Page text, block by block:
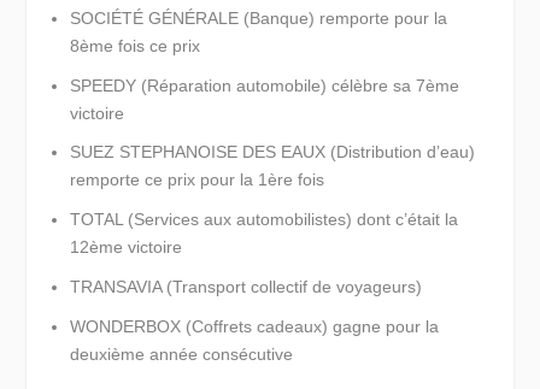
SOCIÉTÉ GÉNÉRALE (Banque) remporte pour la
8ème fois ce prix
SPEEDY (Réparation automobile) célèbre sa 7ème
victoire
SUEZ STEPHANOISE DES EAUX (Distribution d’eau)
remporte ce prix pour la 1ère fois
TOTAL (Services aux automobilistes) dont c’était la
12ème victoire
TRANSAVIA (Transport collectif de voyageurs)
WONDERBOX (Coffrets cadeaux) gagne pour la
deuxième année consécutive